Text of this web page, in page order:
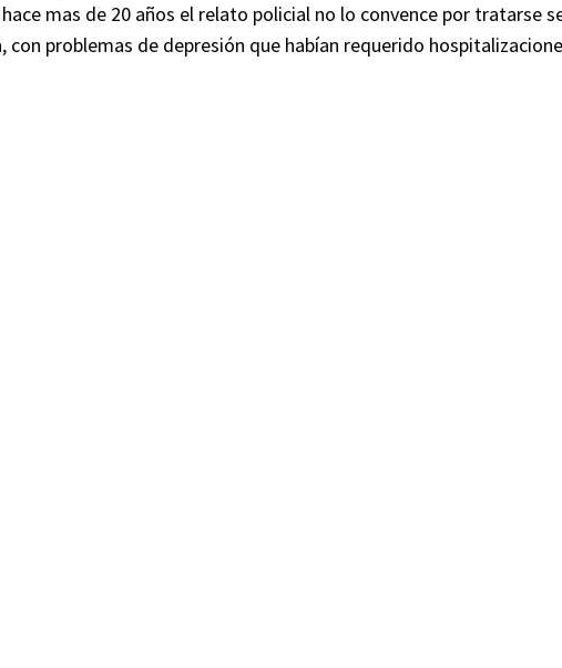
mas de 20 años el relato policial no lo convence por tratarse
con problemas de depresión que habían requerido